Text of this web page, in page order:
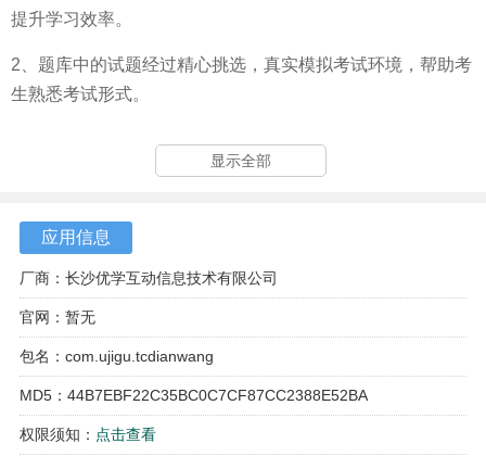
提升学习效率。
2、题库中的试题经过精心挑选，真实模拟考试环境，帮助考
生熟悉考试形式。
类、计算机类等，让考生的学习范围更加广泛。
显示全部
应用信息
厂商：长沙优学互动信息技术有限公司
官网：暂无
包名：com.ujigu.tcdianwang
MD5：44B7EBF22C35BC0C7CF87CC2388E52BA
权限须知： 点击查看